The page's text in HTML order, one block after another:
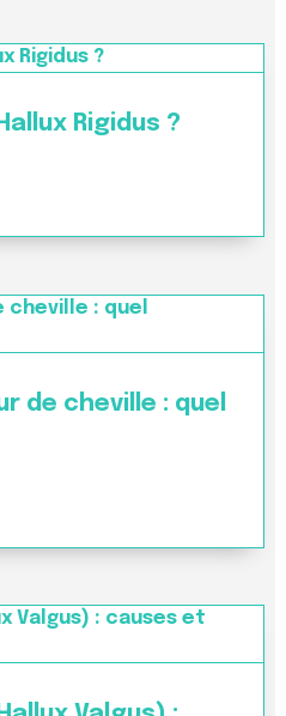
Rigidus ?
de cheville : quel